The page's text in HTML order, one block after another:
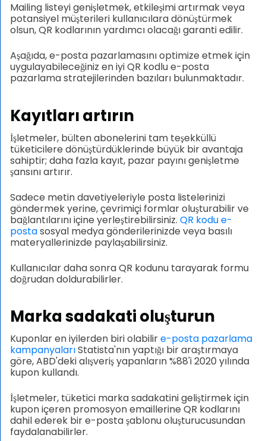
Mailing listeyi genişletmek, etkileşimi artırmak veya
potansiyel müşterileri kullanıcılara dönüştürmek
olsun, QR kodlarının yardımcı olacağı garanti edilir.
Aşağıda, e-posta pazarlamasını optimize etmek için
uygulayabileceğiniz en iyi QR kodlu e-posta
pazarlama stratejilerinden bazıları bulunmaktadır.
Kayıtları artırın
İşletmeler, bülten abonelerini tam teşekküllü
tüketicilere dönüştürdüklerinde büyük bir avantaja
sahiptir; daha fazla kayıt, pazar payını genişletme
şansını artırır.
Sadece metin davetiyeleriyle posta listelerinizi
göndermek yerine, çevrimiçi formlar oluşturabilir ve
bağlantılarını içine yerleştirebilirsiniz. QR kodu e-
postasosyal medya gönderilerinizde veya basılı
materyallerinizde paylaşabilirsiniz.
Kullanıcılar daha sonra QR kodunu tarayarak formu
doğrudan doldurabilirler.
Marka sadakati oluşturun
Kuponlar en iyilerden biri olabilire-posta pazarlama
kampanyalarıStatista'nın yaptığı bir araştırmaya
göre, ABD'deki alışveriş yapanların %88'i 2020 yılında
kupon kullandı.
İşletmeler, tüketici marka sadakatini geliştirmek için
kupon içeren promosyon emaillerine QR kodlarını
dahil ederek bir e-posta şablonu oluşturucusundan
faydalanabilirler.